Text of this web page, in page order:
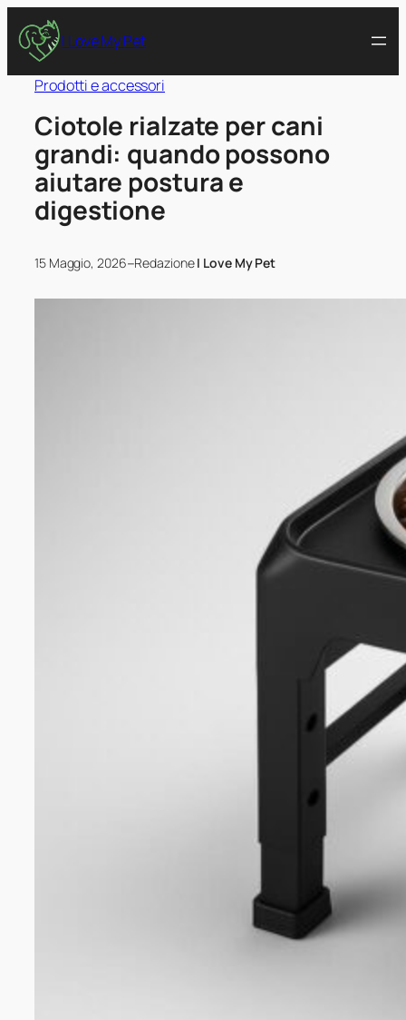
I Love My Pet
Prodotti e accessori
Ciotole rialzate per cani
grandi: quando possono
aiutare postura e
digestione
15 Maggio, 2026–RedazioneI Love My Pet